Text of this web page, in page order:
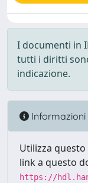
I documenti in
tutti i diritti
indicazione.
Informazioni
Utilizza
link a questo
https://